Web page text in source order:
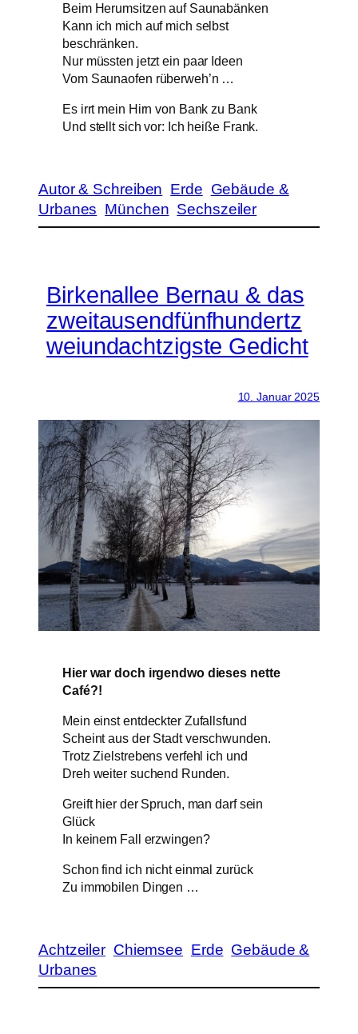
Beim Herumsitzen auf Saunabänken
Kann ich mich auf mich selbst
beschränken.
Nur müssten jetzt ein paar Ideen
Vom Saunaofen rüberweh’n …
Es irrt mein Hirn von Bank zu Bank
Und stellt sich vor: Ich heiße Frank.
Autor & Schreiben Erde Gebäude &
Urbanes München Sechszeiler
Birkenallee Bernau & das
zweitausendfünfhundertz
weiundachtzigste Gedicht
10. Januar 2025
Hier war doch irgendwo dieses nette
Café?!
Mein einst entdeckter Zufallsfund
Scheint aus der Stadt verschwunden.
Trotz Zielstrebens verfehl ich und
Dreh weiter suchend Runden.
Greift hier der Spruch, man darf sein
Glück
In keinem Fall erzwingen?
Schon find ich nicht einmal zurück
Zu immobilen Dingen …
Achtzeiler Chiemsee Erde Gebäude &
Urbanes